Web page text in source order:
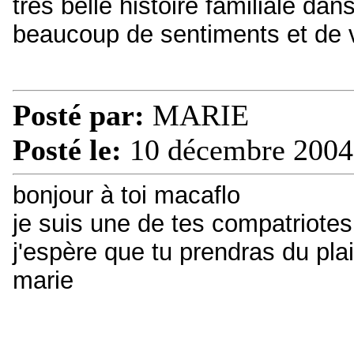
très belle histoire familiale
beaucoup de sentiments et de
Posté par: MARIE
Posté le: 10 décembre
bonjour à toi macaflo
je suis une de tes compatriotes
j'espère que tu prendras du
marie